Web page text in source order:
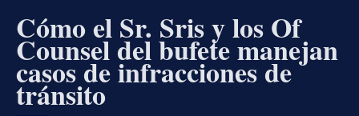
Cómo el Sr. Sris y los Of
Counsel del bufete manejan
casos de infracciones de
tránsito